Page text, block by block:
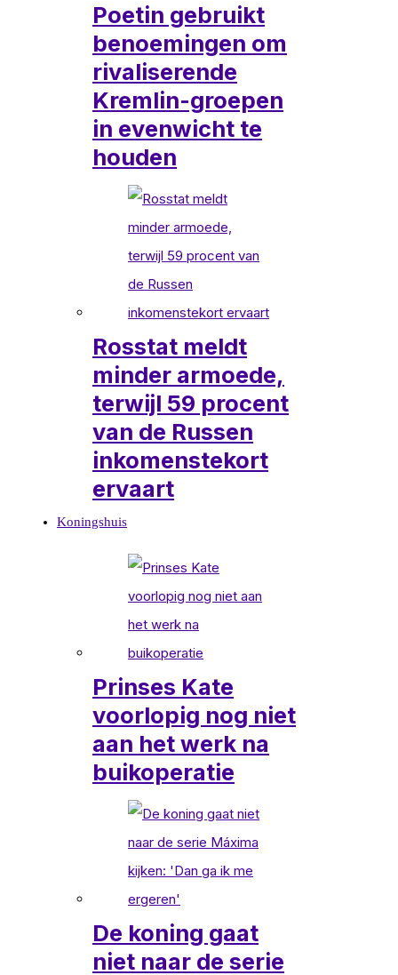
Poetin gebruikt
benoemingen om
rivaliserende
Kremlin-groepen
in evenwicht te
houden
Rosstat meldt
minder armoede,
terwijl 59 procent
van de Russen
inkomenstekort
ervaart
Koningshuis
Prinses Kate
voorlopig nog niet
aan het werk na
buikoperatie
De koning gaat
niet naar de serie